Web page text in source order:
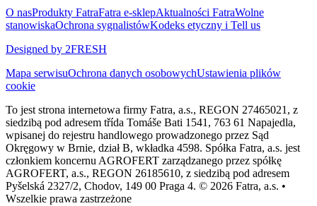
O nasProdukty FatraFatra e-sklepAktualności FatraWolne
stanowiskaOchrona sygnalistówKodeks etyczny i Tell us
Designed by 2FRESH
Mapa serwisuOchrona danych osobowychUstawienia plików
cookie
To jest strona internetowa firmy Fatra, a.s., REGON 27465021, z
siedzibą pod adresem třída Tomáše Bati 1541, 763 61 Napajedla,
wpisanej do rejestru handlowego prowadzonego przez Sąd
Okręgowy w Brnie, dział B, wkładka 4598. Spółka Fatra, a.s. jest
członkiem koncernu AGROFERT zarządzanego przez spółkę
AGROFERT, a.s., REGON 26185610, z siedzibą pod adresem
Pyšelská 2327/2, Chodov, 149 00 Praga 4. © 2026 Fatra, a.s. •
Wszelkie prawa zastrzeżone